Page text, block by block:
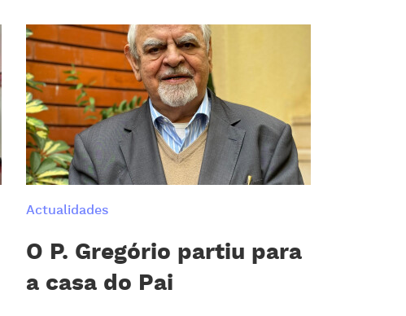
Actualidades
O P. Gregório partiu para
a casa do Pai